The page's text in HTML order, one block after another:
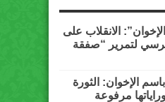
الانقلاب على
لتمرير “صفقة
الإخوان: الثورة
مرفوعة